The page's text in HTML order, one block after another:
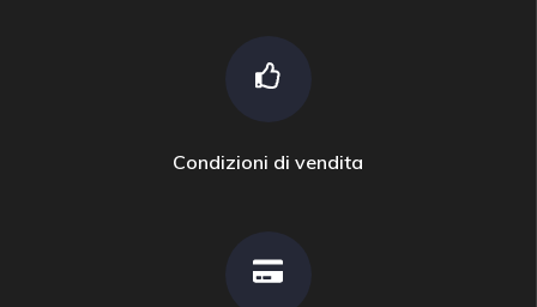
Condizioni di vendita